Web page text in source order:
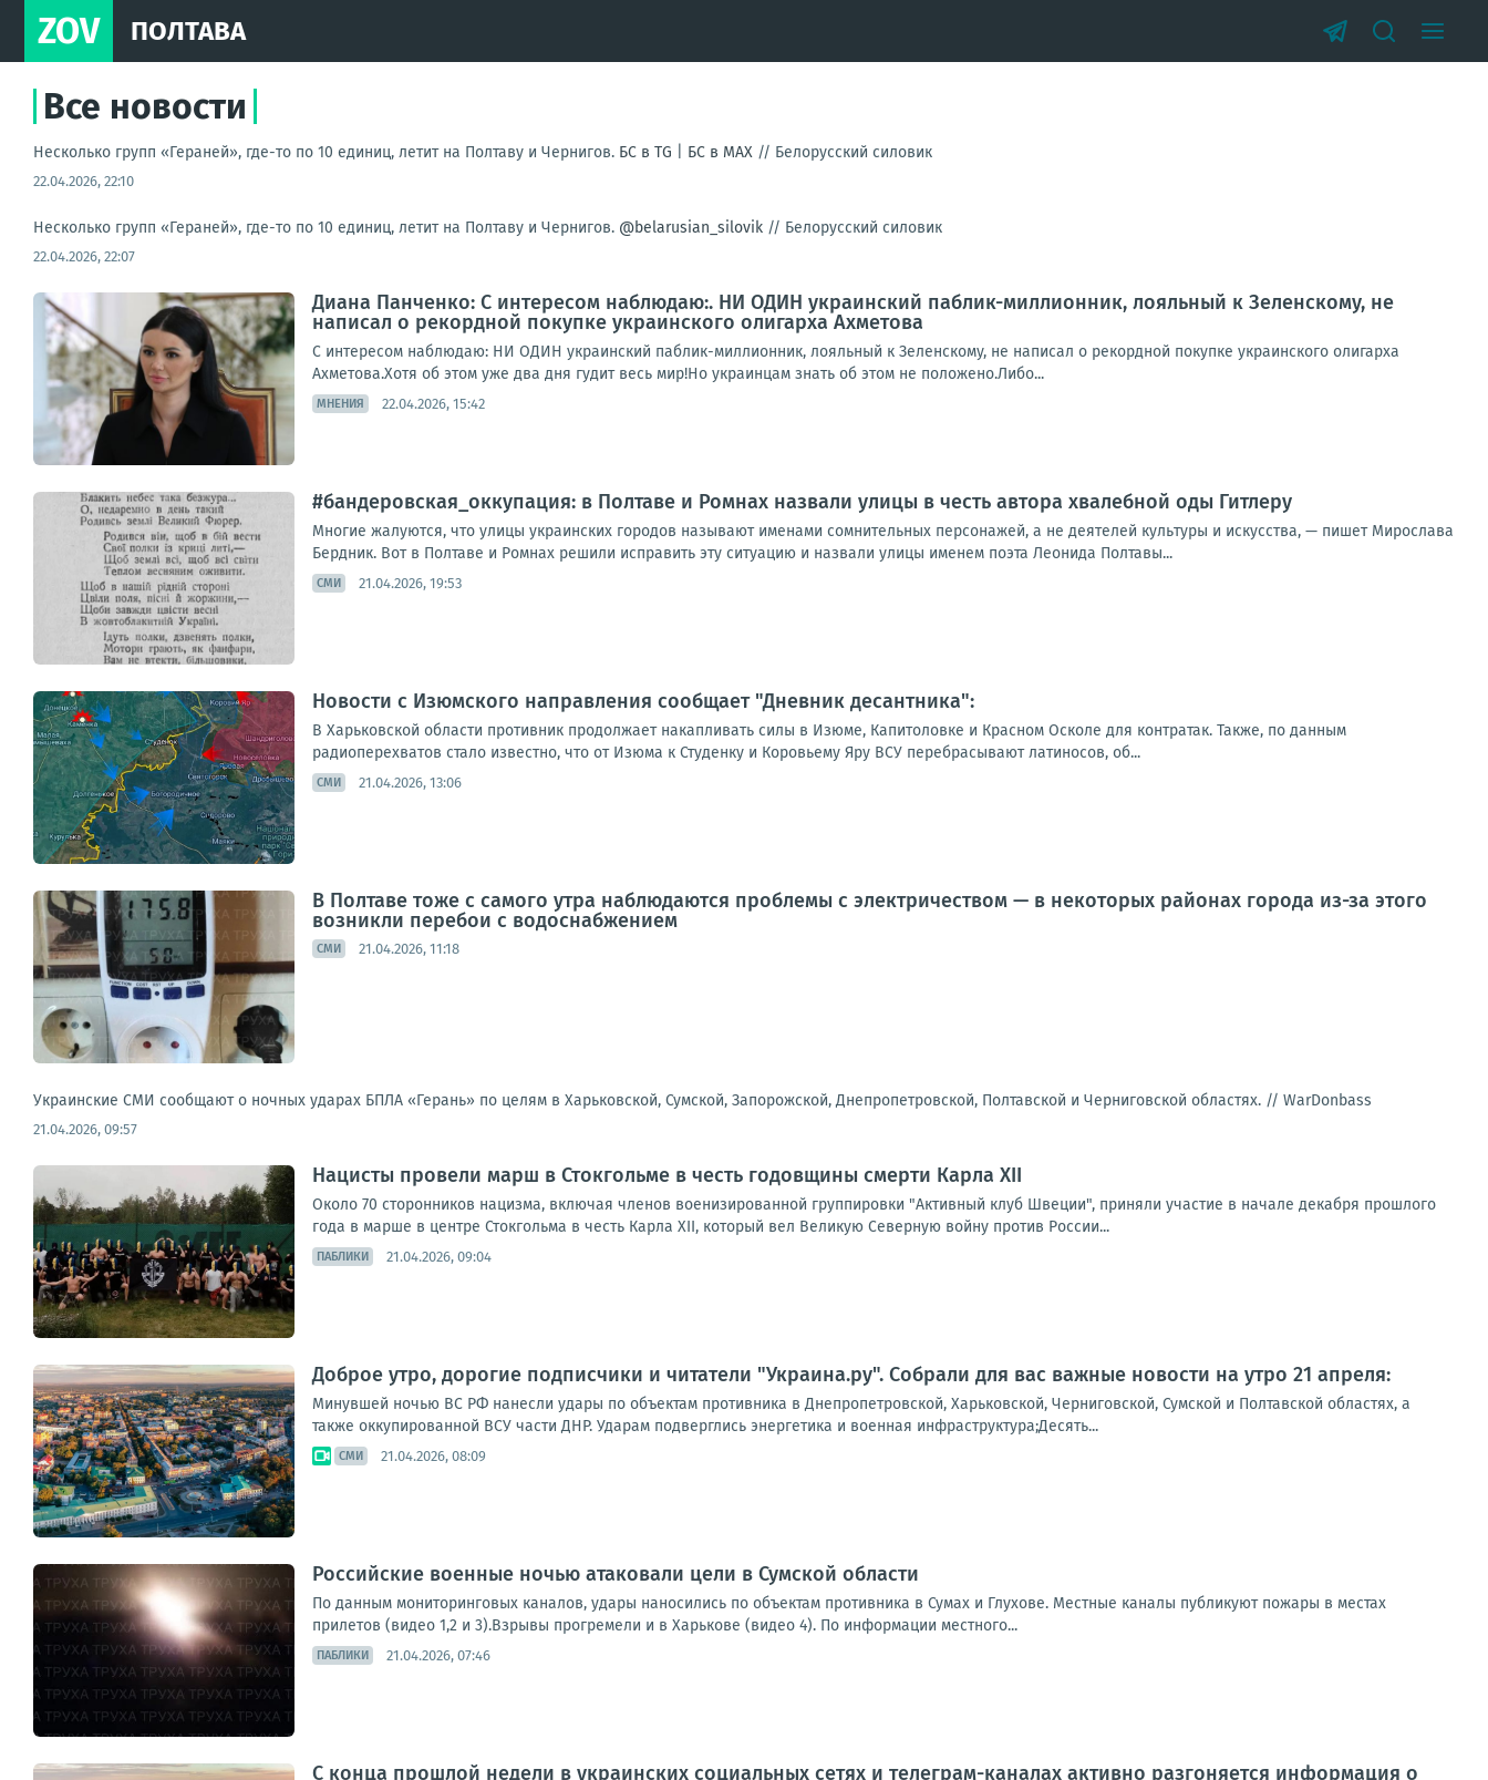
ZOV ПОЛТАВА
Все новости
Несколько групп «Гераней», где-то по 10 единиц, летит на Полтаву и Чернигов. БС в TG БС в МАХ // Белорусский силовик
22.04.2026, 22:10
Несколько групп «Гераней», где-то по 10 единиц, летит на Полтаву и Чернигов. @belarusian_silovik // Белорусский силовик
22.04.2026, 22:07
Диана Панченко: С интересом наблюдаю:. НИ ОДИН украинский паблик-миллионник, лояльный к Зеленскому, не
написал о рекордной покупке украинского олигарха Ахметова
С интересом наблюдаю: НИ ОДИН украинский паблик-миллионник, лояльный к Зеленскому, не написал о рекордной покупке украинского олигарха
Ахметова.Хотя об этом уже два дня гудит весь мир!Но украинцам знать об этом не положено.Либо...
МНЕНИЯ 22.04.2026, 15:42
#бандеровская_оккупация: в Полтаве и Ромнах назвали улицы в честь автора хвалебной оды Гитлеру
Многие жалуются, что улицы украинских городов называют именами сомнительных персонажей, а не деятелей культуры и искусства, — пишет Мирослава
Бердник. Вот в Полтаве и Ромнах решили исправить эту ситуацию и назвали улицы именем поэта Леонида Полтавы...
СМИ 21.04.2026, 19:53
Новости с Изюмского направления сообщает "Дневник десантника":
В Харьковской области противник продолжает накапливать силы в Изюме, Капитоловке и Красном Осколе для контратак. Также, по данным
радиоперехватов стало известно, что от Изюма к Студенку и Коровьему Яру ВСУ перебрасывают латиносов, об...
СМИ 21.04.2026, 13:06
В Полтаве тоже с самого утра наблюдаются проблемы с электричеством — в некоторых районах города из-за этого
возникли перебои с водоснабжением
СМИ 21.04.2026, 11:18
Украинские СМИ сообщают о ночных ударах БПЛА «Герань» по целям в Харьковской, Сумской, Запорожской, Днепропетровской, Полтавской и Черниговской областях. // WarDonbass
21.04.2026, 09:57
Нацисты провели марш в Стокгольме в честь годовщины смерти Карла XII
Около 70 сторонников нацизма, включая членов военизированной группировки "Активный клуб Швеции", приняли участие в начале декабря прошлого
года в марше в центре Стокгольма в честь Карла XII, который вел Великую Северную войну против России...
ПАБЛИКИ 21.04.2026, 09:04
Доброе утро, дорогие подписчики и читатели "Украина.ру". Собрали для вас важные новости на утро 21 апреля:
Минувшей ночью ВС РФ нанесли удары по объектам противника в Днепропетровской, Харьковской, Черниговской, Сумской и Полтавской областях, а
также оккупированной ВСУ части ДНР. Ударам подверглись энергетика и военная инфраструктура;Десять...
СМИ 21.04.2026, 08:09
Российские военные ночью атаковали цели в Сумской области
По данным мониторинговых каналов, удары наносились по объектам противника в Сумах и Глухове. Местные каналы публикуют пожары в местах
прилетов (видео 1,2 и 3).Взрывы прогремели и в Харькове (видео 4). По информации местного...
ПАБЛИКИ 21.04.2026, 07:46
С конца прошлой недели в украинских социальных сетях и телеграм-каналах активно разгоняется информация о